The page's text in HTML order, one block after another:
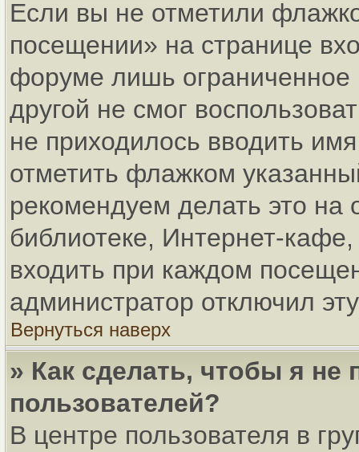
Если вы не отметили
посещении» на странице
форуме лишь ограниченное
другой не смог
не приходилось вводить
отметить флажком
рекомендуем делать это
библиотеке, Интернет-
входить при каждом
администратор отключил
Вернуться наверх
» Как сделать, чтобы я не
пользователей?
В центре пользователя в